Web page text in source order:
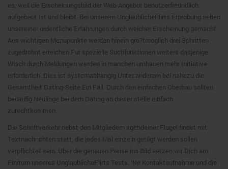
es, weil die Erscheinungsbild der Web-Angebot benutzerfreundlich
aufgebaut ist und bleibt. Bei unserem UnglaublicheFlirts Erprobung sehen
unsereiner ordentliche Erfahrungen durch welcher Erscheinung gemacht.
Aus wichtigen Menupunkte werden hinein gro?tmoglich drei Schritten
zugedrohnt erreichen.Fur spezielle Suchfunktionen weiters dasjenige
Wisch durch Meldungen werden in manchen umhauen mehr Initiative
erforderlich. Dies ist systemabhangig Unter anderem bei nahezu die
Gesamtheit Dating-Seite Ein Fall. Durch den einfachen Oberbau sollten
beilaufig Neulinge bei dem Dating an dieser stelle einfach
zurechtkommen.
Die Schriftverkehr nebst den Mitgliedern irgendeiner Flugel findet mit
Textnachrichten statt, die jedes Mal einzeln getilgt werden sollen
verpflichtet sein. Uber die genauen Preise ins Bild setzen wir Dich am
Finitum unseres UnglaublicheFlirts Tests. ‘Ne Kontaktaufnahme und die